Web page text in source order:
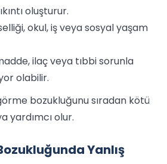
oluşturur.
okul, iş veya sosyal yaşam
ilaç veya tıbbi sorunla
olabilir.
bozukluğunu sıradan kötü
yardımcı olur.
Yanlış